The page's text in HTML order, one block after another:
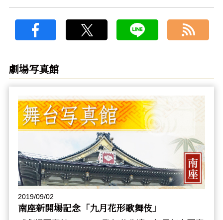
劇場写真館
2019/09/02
南座新開場記念「九月花形歌舞伎」